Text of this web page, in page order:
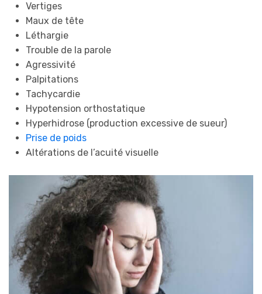
Vertiges
Maux de tête
Léthargie
Trouble de la parole
Agressivité
Palpitations
Tachycardie
Hypotension orthostatique
Hyperhidrose (production excessive de sueur)
Prise de poids
Altérations de l’acuité visuelle